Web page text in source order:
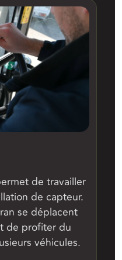
de travailler
de capteur.
se déplacent
de profiter du
véhicules.